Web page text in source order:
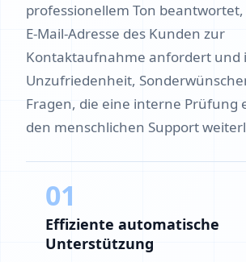
professionellem Ton
E‑Mail‑Adresse des Kunden zur
Kontaktaufnahme anfordert und
Unzufriedenheit,
Fragen, die eine interne Prüfung
den menschlichen Support
01
Effiziente automatische
Unterstützung